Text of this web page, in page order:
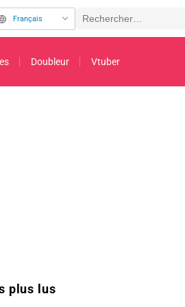
Français
Doubleur Vtuber
no Joryukishi no Hibi : Shogikai no
plus lus